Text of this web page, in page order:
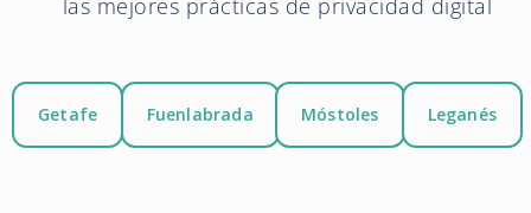
Getafe Fuenlabrada Móstoles Leganés